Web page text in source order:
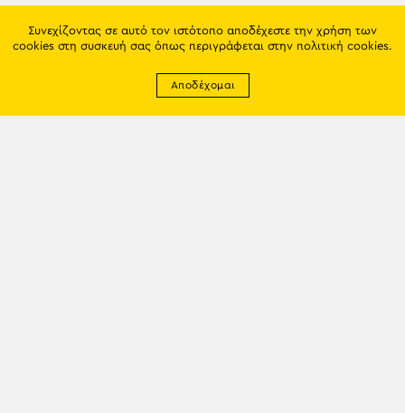
Συνεχίζοντας σε αυτό τον ιστότοπο αποδέχεστε την χρήση των
cookies στη συσκευή σας όπως περιγράφεται στην πολιτική cookies.
Αποδέχομαι